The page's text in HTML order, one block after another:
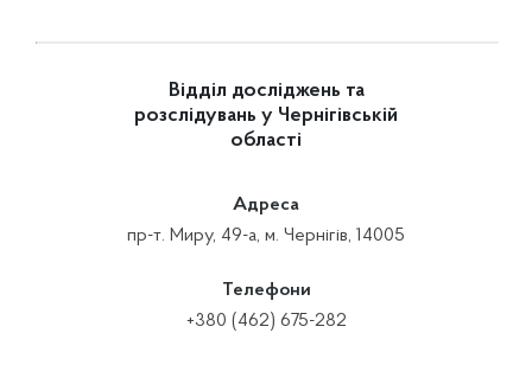
Відділ досліджень та
розслідувань у Чернігівській
області
Адреса
пр-т. Миру, 49-а, м. Чернігів, 14005
Телефони
+380 (462) 675-282